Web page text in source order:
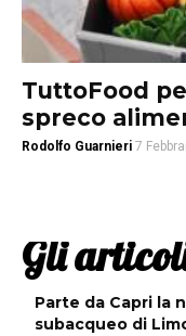
TuttoFood
spreco
Rodolfo Guarnieri 7
Gli
Parte da Capri la
subacqueo di